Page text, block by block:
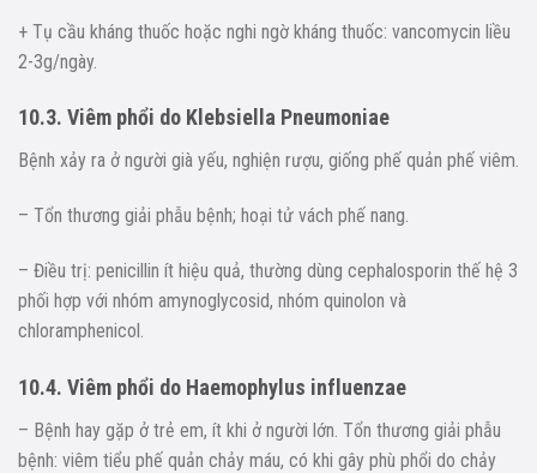
+ Tụ cầu kháng thuốc hoặc nghi ngờ kháng thuốc: vancomycin liều
2-3g/ngày.
10.3. Viêm phổi do Klebsiella Pneumoniae
Bệnh xảy ra ở người già yếu, nghiện rượu, giống phế quản phế viêm.
– Tổn thương giải phẫu bệnh; hoại tử vách phế nang.
– Điều trị: penicillin ít hiệu quả, thường dùng cephalosporin thế hệ 3
phối hợp với nhóm amynoglycosid, nhóm quinolon và
chloramphenicol.
10.4. Viêm phổi do Haemophylus influenzae
– Bệnh hay gặp ở trẻ em, ít khi ở người lớn. Tổn thương giải phẫu
bệnh: viêm tiểu phế quản chảy máu, có khi gây phù phổi do chảy